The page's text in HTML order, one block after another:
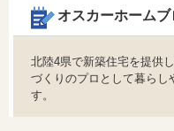
オスカーホームブ
北陸4県で新築住宅を提供
づくりのプロとして暮らし
す。